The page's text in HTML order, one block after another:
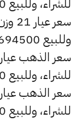
وللبيع 694500 جنيه.
للشراء، وللبيع 926000 جنيه.
للشراء، وللبيع 1157500 جنيه.